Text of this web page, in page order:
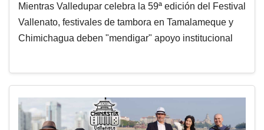
Mientras Valledupar celebra la 59ª edición del Festival
Vallenato, festivales de tambora en Tamalameque y
Chimichagua deben "mendigar" apoyo institucional